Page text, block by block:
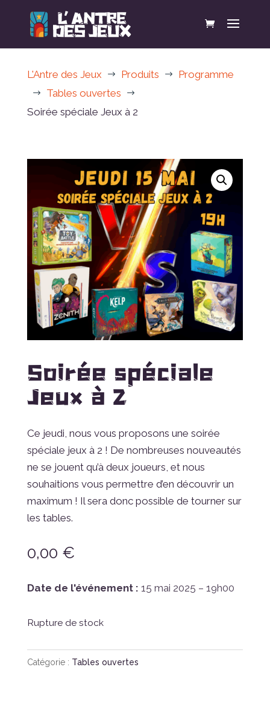
L'Antre des Jeux $ Produits $ Programme
$ Tables ouvertes $
Soirée spéciale Jeux à 2
Soirée spéciale
Jeux à 2
Ce jeudi, nous vous proposons une soirée
spéciale jeux à 2 ! De nombreuses nouveautés
ne se jouent qu’à deux joueurs, et nous
souhaitions vous permettre d’en découvrir un
maximum ! Il sera donc possible de tourner sur
les tables.
0,00 €
Date de l'événement : 15 mai 2025 – 19h00
Rupture de stock
Catégorie : Tables ouvertes